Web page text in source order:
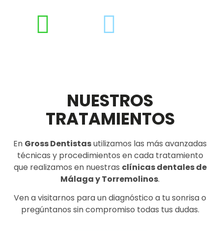
NUESTROS
TRATAMIENTOS
En Gross Dentistasutilizamos las más avanzadas
técnicas y procedimientos en cada tratamiento
que realizamos en nuestras clínicas dentales de
Málaga y Torremolinos.
Ven a visitarnos para un diagnóstico a tu sonrisa o
pregúntanos sin compromiso todas tus dudas.